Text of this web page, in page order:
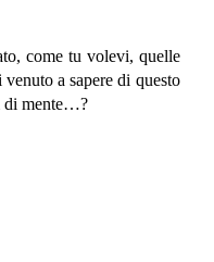
come tu volevi, quelle
a sapere di questo
di mente…?